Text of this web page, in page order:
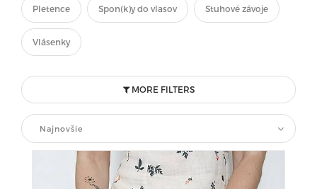
Pletence Spon(k)y do vlasov Stuhové závoje
Vlásenky
MORE FILTERS
Najnovšie